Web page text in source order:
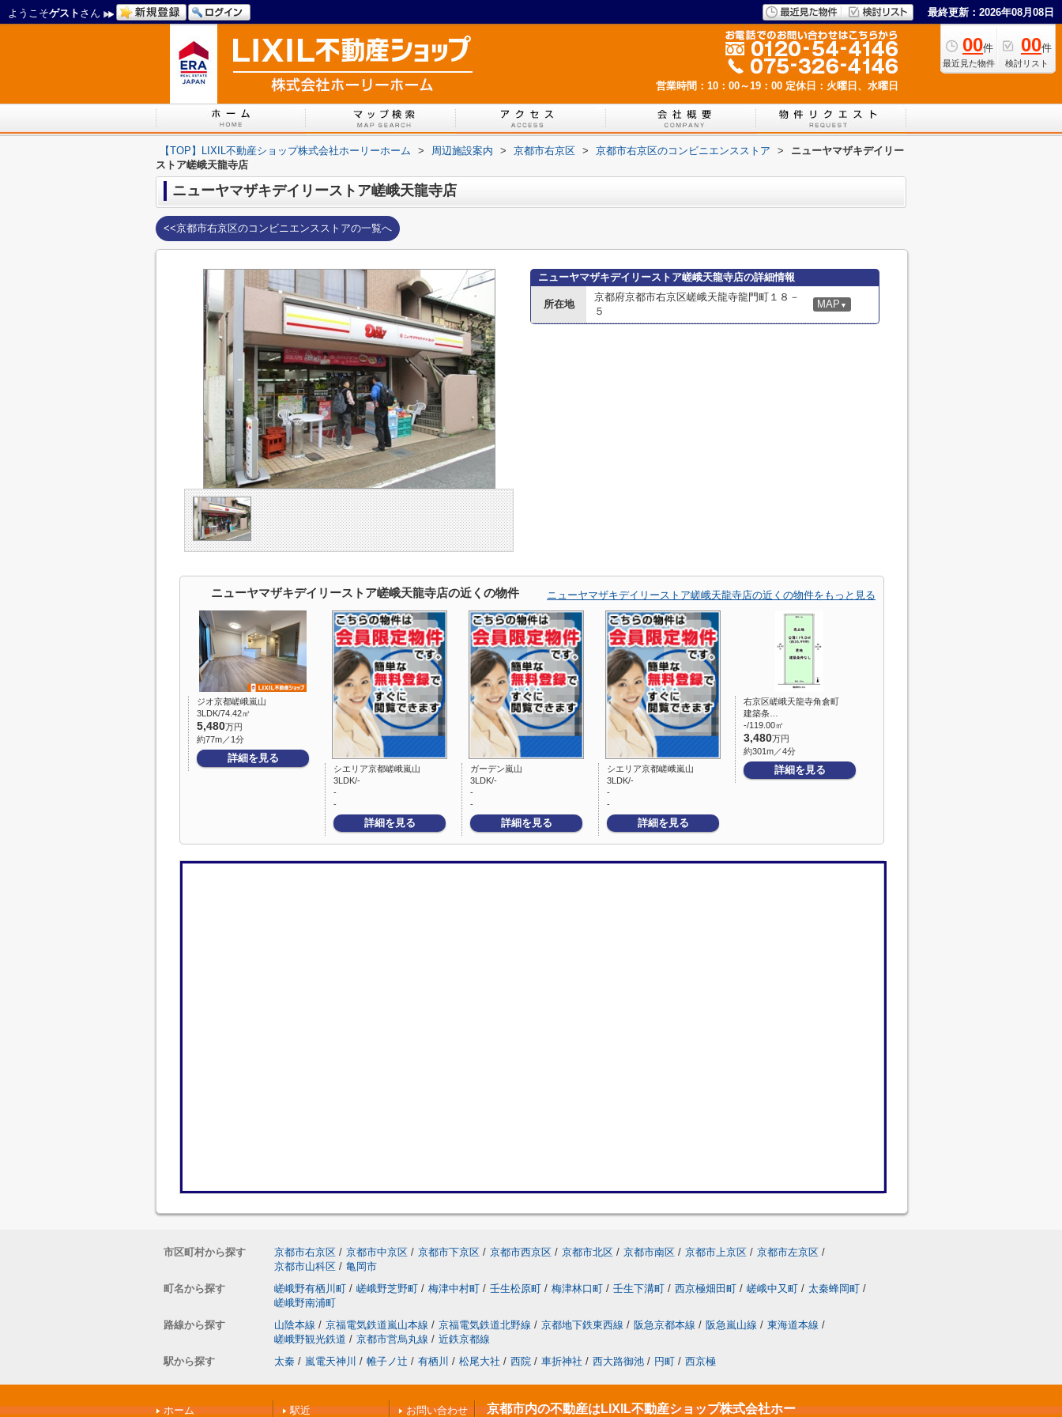
ようこそゲスト さん 最終更新：2026年08月08日
00件
最近見た物件
00件
検討リスト
営業時間：10：00～19：00 定休日：火曜日、水曜日
【TOP】LIXIL不動産ショップ株式会社ホーリーホーム > 周辺施設案内 > 京都市右京区 > 京都市右京区のコンビニエンスストア >
ニューヤマザキデイリー
ストア嵯峨天龍寺店
ニューヤマザキデイリーストア嵯峨天龍寺店
<<京都市右京区のコンビニエンスストアの一覧へ
ニューヤマザキデイリーストア嵯峨天龍寺店の詳細情報
所在地
京都府京都市右京区嵯峨天龍寺龍門町１８－
５
MAP ▼
ニューヤマザキデイリーストア嵯峨天龍寺店の近くの物件 ニューヤマザキデイリーストア嵯峨天龍寺店の近くの物件をもっと見る
ジオ京都嵯峨嵐山
3LDK/74.42㎡
5,480万円
約77m／1分
詳細を見る
シエリア京都嵯峨嵐山
3LDK/-
-
-
詳細を見る
ガーデン嵐山
3LDK/-
-
-
詳細を見る
シエリア京都嵯峨嵐山
3LDK/-
-
-
詳細を見る
右京区嵯峨天龍寺角倉町
建築条…
-/119.00㎡
3,480万円
約301m／4分
詳細を見る
市区町村から探す 京都市右京区 / 京都市中京区 / 京都市下京区 / 京都市西京区 / 京都市北区 / 京都市南区 / 京都市上京区 / 京都市左京区 /
京都市山科区 / 亀岡市
町名から探す
嵯峨野有栖川町 / 嵯峨野芝野町 / 梅津中村町 / 壬生松原町 / 梅津林口町 / 壬生下溝町 / 西京極畑田町 / 嵯峨中又町 / 太秦蜂岡町 /
嵯峨野南浦町
路線から探す
山陰本線 / 京福電気鉄道嵐山本線 / 京福電気鉄道北野線 / 京都地下鉄東西線 / 阪急京都本線 / 阪急嵐山線 / 東海道本線 /
嵯峨野観光鉄道 / 京都市営烏丸線 / 近鉄京都線
駅から探す
太秦 / 嵐電天神川 / 帷子ノ辻 / 有栖川 / 松尾大社 / 西院 / 車折神社 / 西大路御池 / 円町 / 西京極
ホーム 駅近 お問い合わせ 京都市内の不動産はLIXIL不動産ショップ株式会社ホー